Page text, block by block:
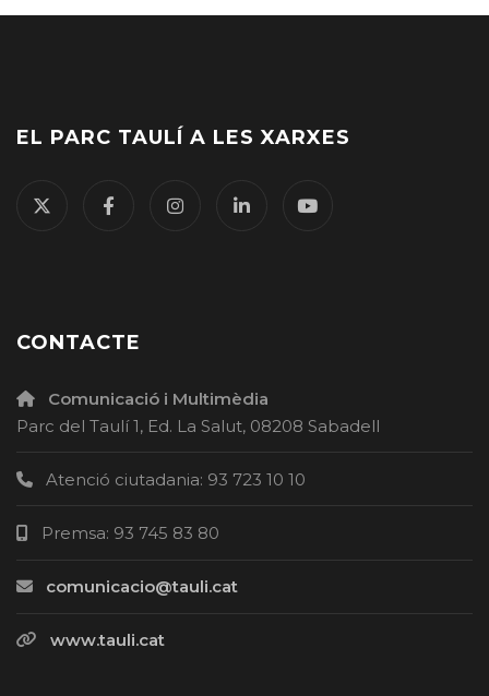
EL PARC TAULÍ A LES XARXES
CONTACTE
Comunicació i Multimèdia
Parc del Taulí 1, Ed. La Salut, 08208 Sabadell
Atenció ciutadania: 93 723 10 10
Premsa: 93 745 83 80
comunicacio@tauli.cat
www.tauli.cat